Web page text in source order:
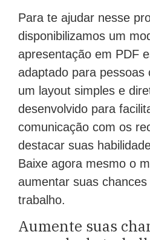
Para te ajudar nesse
disponibilizamos um
apresentação em PDF
adaptado para pessoas
um layout simples e
desenvolvido para
comunicação com os
destacar suas
Baixe agora mesmo o
aumentar suas
trabalho.
Aumente suas